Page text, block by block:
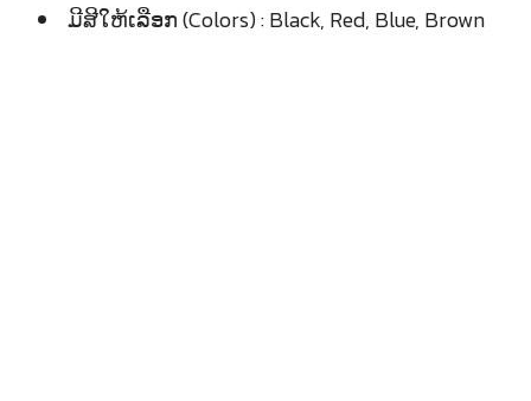
ມີສີໃຫ້ເລືອກ (Colors) : Black, Red, Blue, Brown